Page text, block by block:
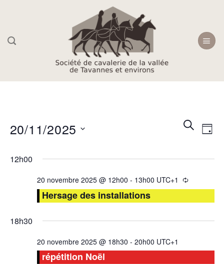
vues
de
20/11/2025
une
12h00
20 novembre 2025 @ 12h00 - 13h00 UTC+1
Hersage des installations
18h30
20 novembre 2025 @ 18h30 - 20h00 UTC+1
répétition Noël